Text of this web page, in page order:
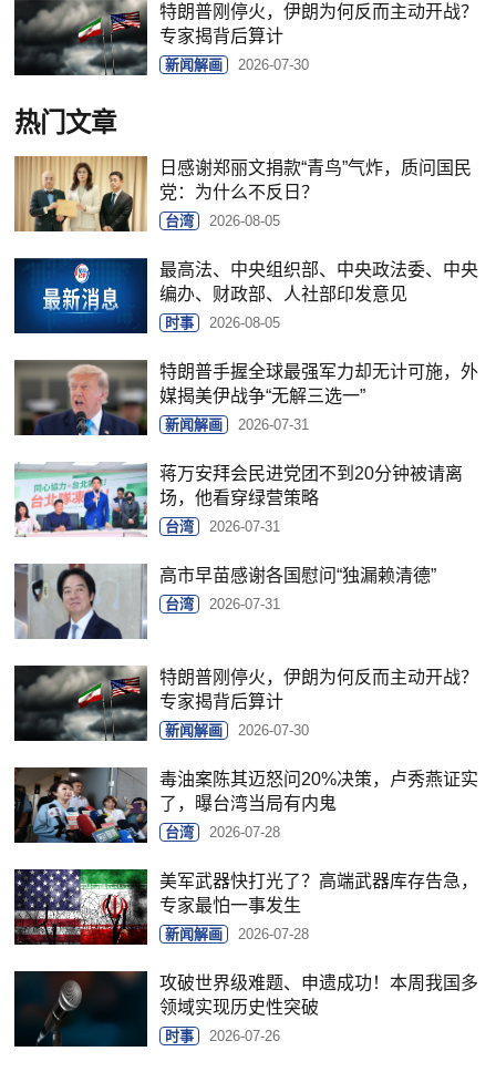
特朗普刚停火，伊朗为何反而主动开战？
专家揭背后算计
新闻解画 2026-07-30
热门文章
日感谢郑丽文捐款“青鸟”气炸，质问国民
党：为什么不反日？
台湾 2026-08-05
最高法、中央组织部、中央政法委、中央
编办、财政部、人社部印发意见
时事 2026-08-05
特朗普手握全球最强军力却无计可施，外
媒揭美伊战争“无解三选一”
新闻解画 2026-07-31
蒋万安拜会民进党团不到20分钟被请离
场，他看穿绿营策略
台湾 2026-07-31
高市早苗感谢各国慰问“独漏赖清德”
台湾 2026-07-31
特朗普刚停火，伊朗为何反而主动开战？
专家揭背后算计
新闻解画 2026-07-30
毒油案陈其迈怒问20%决策，卢秀燕证实
了，曝台湾当局有内鬼
台湾 2026-07-28
美军武器快打光了？高端武器库存告急，
专家最怕一事发生
新闻解画 2026-07-28
攻破世界级难题、申遗成功！本周我国多
领域实现历史性突破
时事 2026-07-26